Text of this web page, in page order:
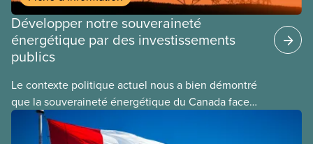
Développer notre souveraineté
énergétique par des investissements
publics
Le contexte politique actuel nous a bien démontré
que la souveraineté énergétique du Canada face
aux États-Unis est une composante essentielle de
notre indépendance économique.